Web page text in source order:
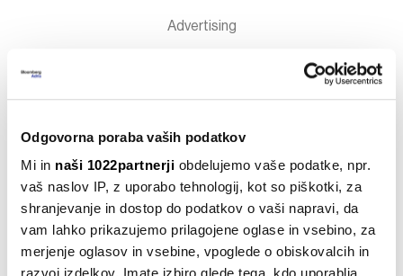
Odgovorna poraba vaših podatkov
Mi in naši 1022partnerji obdelujemo vaše podatke, npr.
vaš naslov IP, z uporabo tehnologij, kot so piškotki, za
shranjevanje in dostop do podatkov o vaši napravi, da
vam lahko prikazujemo prilagojene oglase in vsebino, za
merjenje oglasov in vsebine, vpoglede o obiskovalcih in
Najbolj brano
Analiza BBA: Plače v Srbiji in S. Makedoniji se počasi
približujejo slovenskim
Ocene analitikov: Kako visoke bodo dividende
slovenskih blue chipov?